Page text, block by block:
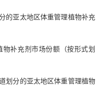
的亚太地区体重管理植物补充
补充剂市场份额（按形式划
划分的亚太地区体重管理植物